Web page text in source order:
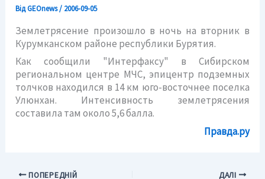
ВідGEOnews/ 2006-09-05
Землетрясение произошло в ночь на вторник в
Курумканском районе республики Бурятия.
Как сообщили "Интерфаксу" в Сибирском
региональном центре МЧС, эпицентр подземных
толчков находился в 14 км юго-восточнее поселка
Улюнхан. Интенсивность землетрясения
составила там около 5,6 балла.
Правда.ру
ПОПЕРЕДНІЙ ДАЛІ